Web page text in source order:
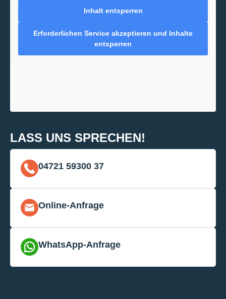
Inhalt entsperren
Erforderlichen Service akzeptieren und Inhalte
entsperren
LASS UNS SPRECHEN!
04721 59300 37
Online-Anfrage
WhatsApp-Anfrage